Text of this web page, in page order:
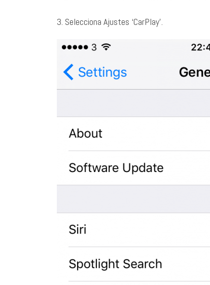
3. Selecciona Ajustes ‘CarPlay’.